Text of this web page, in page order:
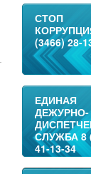
СТОП
(3466) 28-
ЕДИНАЯ
ДЕЖУРНО-
СЛУЖБА 8
41-13-34